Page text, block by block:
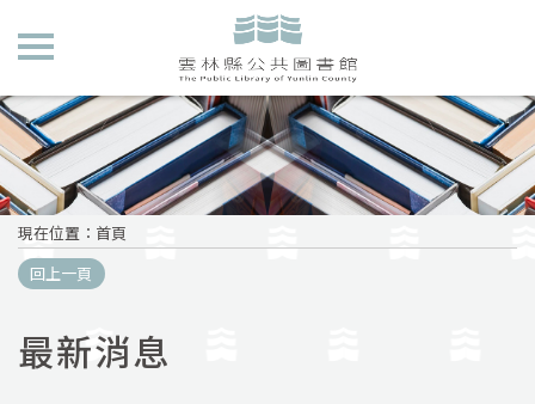
現在位置 ： 首頁
回上一頁
最新消息